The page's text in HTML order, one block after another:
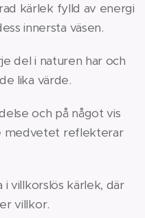
kärlek fylld av energi
innersta väsen.
del i naturen har och
lika värde.
och på något vis
medvetet reflekterar
i villkorslös kärlek, där
villkor.